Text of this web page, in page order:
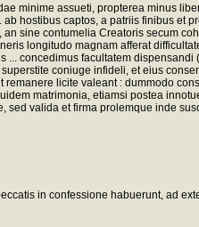
minime assueti, propterea minus
hostibus captos, a patriis finibus et
sine contumelia Creatoris secum
longitudo magnam afferat
... concedimus facultatem
coniuge infideli, et eius
licite valeant : dummodo
matrimonia, etiamsi postea
valida et firma prolemque inde
in confessione habuerunt, ad